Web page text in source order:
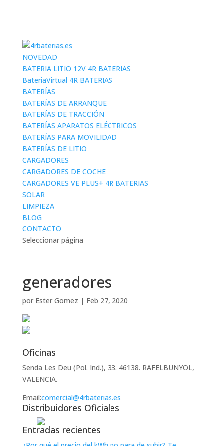
NOVEDAD
BATERIA LITIO 12V 4R BATERIAS
BateriaVirtual 4R BATERIAS
BATERÍAS
BATERÍAS DE ARRANQUE
BATERÍAS DE TRACCIÓN
BATERÍAS APARATOS ELÉCTRICOS
BATERÍAS PARA MOVILIDAD
BATERÍAS DE LITIO
CARGADORES
CARGADORES DE COCHE
CARGADORES VE PLUS+ 4R BATERIAS
SOLAR
LIMPIEZA
BLOG
CONTACTO
Seleccionar página
generadores
por Ester Gomez | Feb 27, 2020
Oficinas
Senda Les Deu (Pol. Ind.), 33. 46138. RAFELBUNYOL,
VALENCIA.
Email:comercial@4rbaterias.es
Distribuidores Oficiales
Entradas recientes